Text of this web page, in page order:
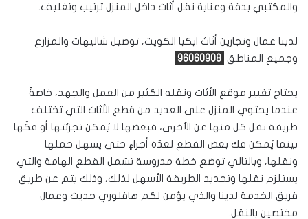
والمكتبي بدقة وعناية نقل أثاث داخل المنزل ترتيب وتغليف.
لدينا عمال ونجارين أثاث ايكيا الكويت، توصيل شاليهات والمزارع
وجميع المناطق 96060908
يحتاج تغيير موقع الأثاث ونقله الكثير من العمل والجهد، خاصةً
عندما يحتوي المنزل على العديد من قطع الأثاث التي تختلف
طريقة نقل كل منها عن الأخرى، فبعضها لا يُمكن تجزئتها أو فكّها
بينما يُمكن فك بعض القطع لعدّة أجزاءٍ حتى يسهل حملها
ونقلها، وبالتالي توضع خطة مدروسة تشمل القطع الهامة والتي
يستلزم نقلها وتحديد الطريقة الأسهل لذلك، وذلك يتم عن طريق
فريق الخدمة لدينا والذي يؤمن لكم هافلوري حديث وعمال
مختصين بالنقل.